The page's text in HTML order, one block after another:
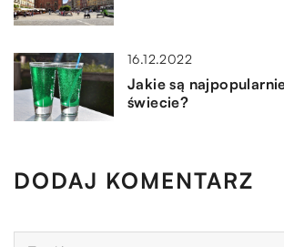
16.12.2022
Jakie są
świecie?
DODAJ KOMENTARZ